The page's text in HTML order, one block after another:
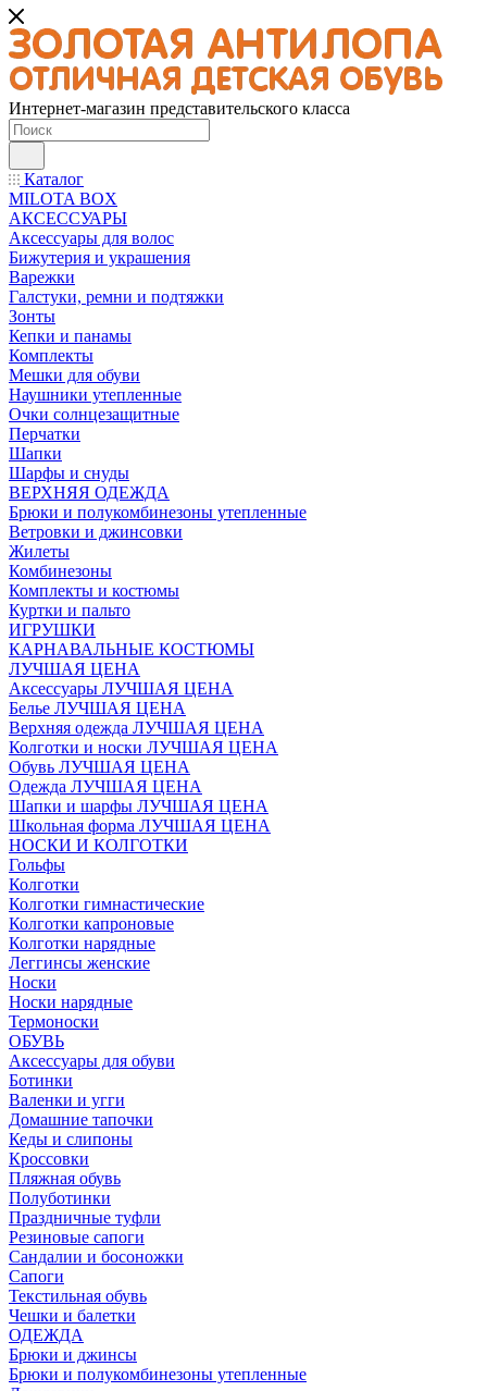
Интернет-магазин представительского класса
Каталог
MILOTA BOX
АКСЕССУАРЫ
Аксессуары для волос
Бижутерия и украшения
Варежки
Галстуки, ремни и подтяжки
Зонты
Кепки и панамы
Комплекты
Мешки для обуви
Наушники утепленные
Очки солнцезащитные
Перчатки
Шапки
Шарфы и снуды
ВЕРХНЯЯ ОДЕЖДА
Брюки и полукомбинезоны утепленные
Ветровки и джинсовки
Жилеты
Комбинезоны
Комплекты и костюмы
Куртки и пальто
ИГРУШКИ
КАРНАВАЛЬНЫЕ КОСТЮМЫ
ЛУЧШАЯ ЦЕНА
Аксессуары ЛУЧШАЯ ЦЕНА
Белье ЛУЧШАЯ ЦЕНА
Верхняя одежда ЛУЧШАЯ ЦЕНА
Колготки и носки ЛУЧШАЯ ЦЕНА
Обувь ЛУЧШАЯ ЦЕНА
Одежда ЛУЧШАЯ ЦЕНА
Шапки и шарфы ЛУЧШАЯ ЦЕНА
Школьная форма ЛУЧШАЯ ЦЕНА
НОСКИ И КОЛГОТКИ
Гольфы
Колготки
Колготки гимнастические
Колготки капроновые
Колготки нарядные
Леггинсы женские
Носки
Носки нарядные
Термоноски
ОБУВЬ
Аксессуары для обуви
Ботинки
Валенки и угги
Домашние тапочки
Кеды и слипоны
Кроссовки
Пляжная обувь
Полуботинки
Праздничные туфли
Резиновые сапоги
Сандалии и босоножки
Сапоги
Текстильная обувь
Чешки и балетки
ОДЕЖДА
Брюки и джинсы
Брюки и полукомбинезоны утепленные